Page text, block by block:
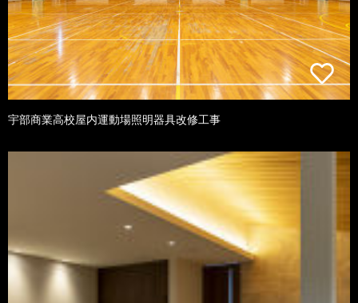
宇部商業高校屋内運動場照明器具改修工事